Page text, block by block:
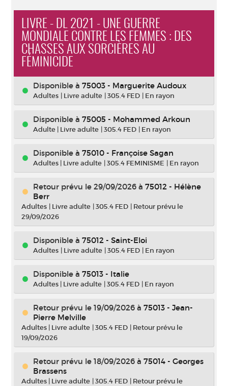
LIVRE - DL 2021 - UNE GUERRE
MONDIALE CONTRE LES FEMMES : DES
CHASSES AUX SORCIÈRES AU
FÉMINICIDE
Disponible à 75003 - Marguerite Audoux
Adultes | Livre adulte |305.4 FED | En rayon
Disponible à 75005 - Mohammed Arkoun
Adulte | Livre adulte |305.4 FED | En rayon
Disponible à 75010 - Françoise Sagan
Adultes | Livre adulte |305.4 FEMINISME | En rayon
Retour prévu le 29/09/2026 à 75012 - Hélène
Berr
Adultes | Livre adulte |305.4 FED | Retour prévu le
29/09/2026
Disponible à 75012 - Saint-Eloi
Adultes | Livre adulte |305.4 FED | En rayon
Disponible à 75013 - Italie
Adultes | Livre adulte |305.4 FED | En rayon
Retour prévu le 19/09/2026 à 75013 - Jean-
Pierre Melville
Adultes | Livre adulte |305.4 FED | Retour prévu le
19/09/2026
Retour prévu le 18/09/2026 à 75014 - Georges
Brassens
Adultes | Livre adulte |305.4 FED | Retour prévu le